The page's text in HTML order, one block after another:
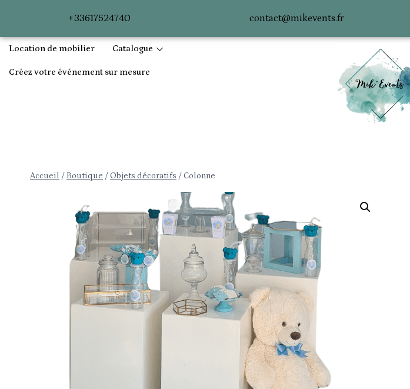
+33617524740 contact@mikevents.fr
Location de mobilier Catalogue
Créez votre événement sur mesure
Accueil / Boutique /Objets décoratifs /Colonne